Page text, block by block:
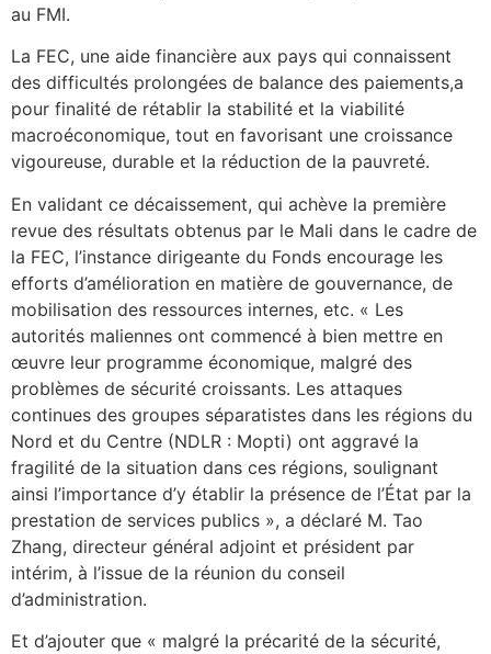
au FMI.
La FEC, une aide financière aux pays qui connaissent
des difficultés prolongées de balance des paiements,a
pour finalité de rétablir la stabilité et la viabilité
macroéconomique, tout en favorisant une croissance
vigoureuse, durable et la réduction de la pauvreté.
En validant ce décaissement, qui achève la première
revue des résultats obtenus par le Mali dans le cadre de
la FEC, l’instance dirigeante du Fonds encourage les
efforts d’amélioration en matière de gouvernance, de
mobilisation des ressources internes, etc. « Les
autorités maliennes ont commencé à bien mettre en
œuvre leur programme économique, malgré des
problèmes de sécurité croissants. Les attaques
continues des groupes séparatistes dans les régions du
Nord et du Centre (NDLR : Mopti) ont aggravé la
fragilité de la situation dans ces régions, soulignant
ainsi l’importance d’y établir la présence de l’État par la
prestation de services publics », a déclaré M. Tao
Zhang, directeur général adjoint et président par
intérim, à l’issue de la réunion du conseil
d’administration.
Et d’ajouter que « malgré la précarité de la sécurité,